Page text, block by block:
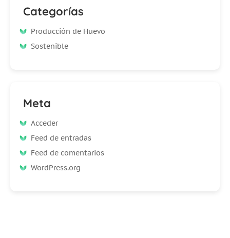
Categorías
Producción de Huevo
Sostenible
Meta
Acceder
Feed de entradas
Feed de comentarios
WordPress.org